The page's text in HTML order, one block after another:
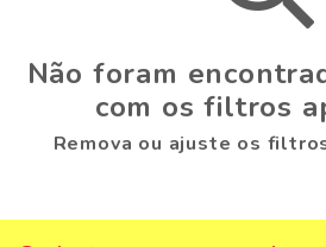
Não foram
com os filtros
Remova ou ajuste os